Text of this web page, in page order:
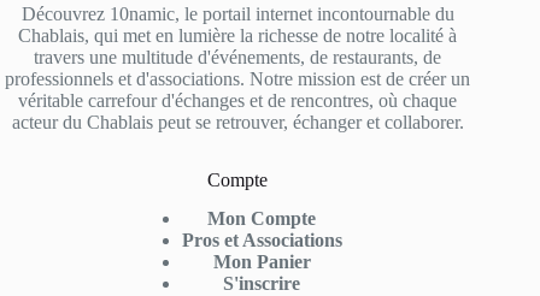
Découvrez 10namic, le portail internet incontournable du
Chablais, qui met en lumière la richesse de notre localité à
travers une multitude d'événements, de restaurants, de
professionnels et d'associations. Notre mission est de créer un
véritable carrefour d'échanges et de rencontres, où chaque
acteur du Chablais peut se retrouver, échanger et collaborer.
Compte
Mon Compte
Pros et Associations
Mon Panier
S'inscrire